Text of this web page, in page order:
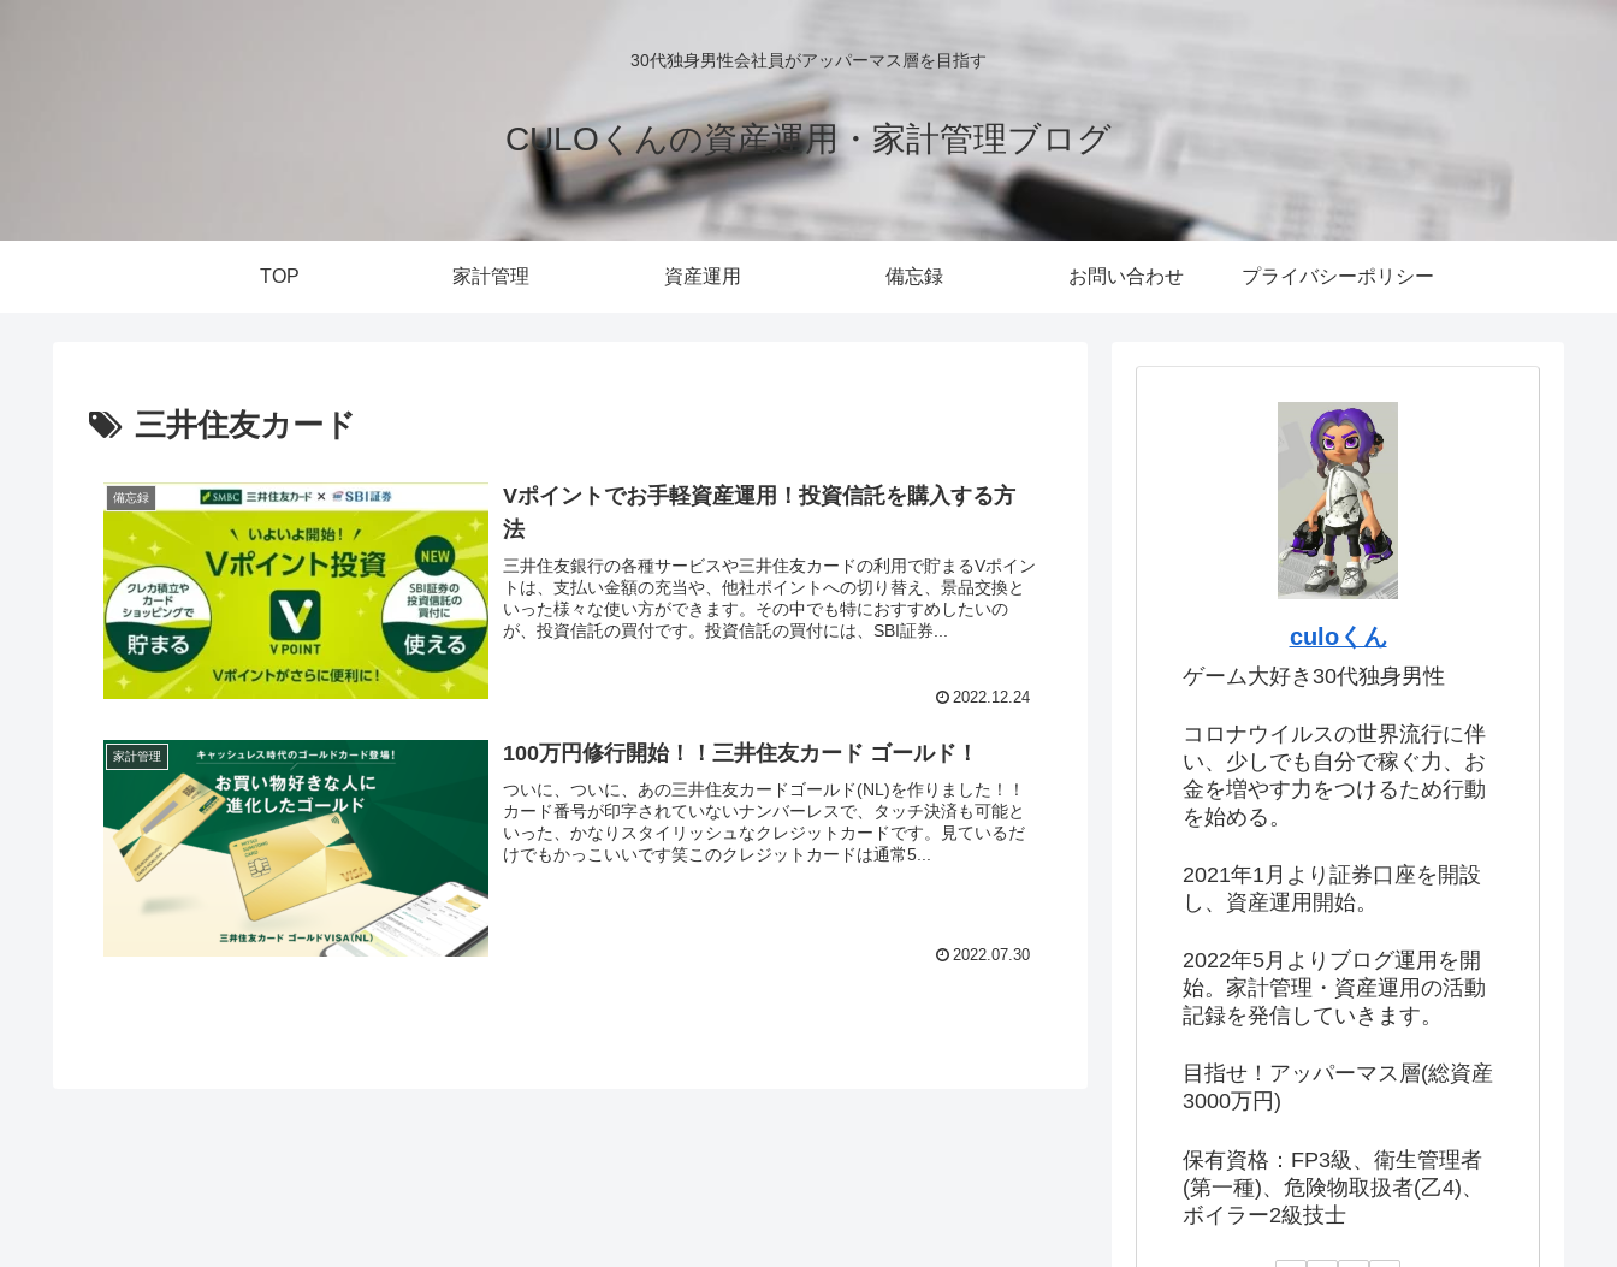
30代独身男性会社員がアッパーマス層を目指す
CULOくんの資産運用・家計管理ブログ
TOP 家計管理 資産運用 備忘録 お問い合わせ プライバシーポリシー
三井住友カード
備忘録
Vポイントでお手軽資産運用！投資信託を購入する方
法
三井住友銀行の各種サービスや三井住友カードの利用で貯まるVポイン
トは、支払い金額の充当や、他社ポイントへの切り替え、景品交換と
いった様々な使い方ができます。その中でも特におすすめしたいの
が、投資信託の買付です。投資信託の買付には、SBI証券...
2022.12.24
家計管理 100万円修行開始！！三井住友カード ゴールド！
ついに、ついに、あの三井住友カードゴールド(NL)を作りました！！
カード番号が印字されていないナンバーレスで、タッチ決済も可能と
いった、かなりスタイリッシュなクレジットカードです。見ているだ
けでもかっこいいです笑このクレジットカードは通常5...
2022.07.30
culoくん
ゲーム大好き30代独身男性
コロナウイルスの世界流行に伴
い、少しでも自分で稼ぐ力、お
金を増やす力をつけるため行動
を始める。
2021年1月より証券口座を開設
し、資産運用開始。
2022年5月よりブログ運用を開
始。家計管理・資産運用の活動
記録を発信していきます。
目指せ！アッパーマス層(総資産
3000万円)
保有資格：FP3級、衛生管理者
(第一種)、危険物取扱者(乙4)、
ボイラー2級技士